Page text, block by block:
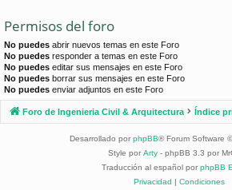
Permisos del foro
No puedes abrir nuevos temas en este Foro
No puedes responder a temas en este Foro
No puedes editar sus mensajes en este Foro
No puedes borrar sus mensajes en este Foro
No puedes enviar adjuntos en este Foro
Foro de Ingenieria Civil & Arquitectura Índice
Desarrollado por phpBB® Forum Software
Style por Arty - phpBB 3.3 por
Traducción al español por phpBB
Privacidad | Condiciones